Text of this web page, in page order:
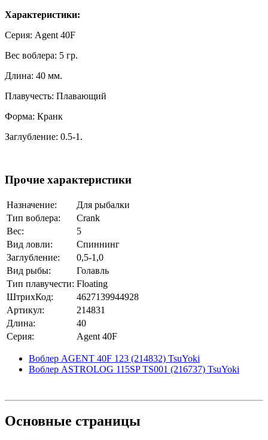
Характеристики:
Серия: Agent 40F
Вес воблера: 5 гр.
Длина: 40 мм.
Плавучесть: Плавающий
Форма: Кранк
Заглубление: 0.5-1.
Прочие характеристики
Назначение:
Для рыбалки
Тип воблера:
Crank
Вес:
5
Вид ловли:
Спиннинг
Заглубление:
0,5-1,0
Вид рыбы:
Голавль
Тип плавучести: Floating
ШтрихКод:
4627139944928
Артикул:
214831
Длина:
40
Серия:
Agent 40F
Воблер AGENT 40F 123 (214832) TsuYoki
Воблер ASTROLOG 115SP TS001 (216737) TsuYoki
Основные страницы